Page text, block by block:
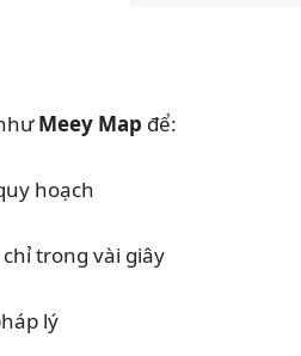
Meey Map để:
hoạch
trong vài giây
lý